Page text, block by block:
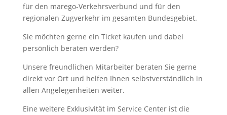
für den marego-Verkehrsverbund und für den
regionalen Zugverkehr im gesamten Bundesgebiet.
Sie möchten gerne ein Ticket kaufen und dabei
persönlich beraten werden?
Unsere freundlichen Mitarbeiter beraten Sie gerne
direkt vor Ort und helfen Ihnen selbstverständlich in
allen Angelegenheiten weiter.
Eine weitere Exklusivität im Service Center ist die